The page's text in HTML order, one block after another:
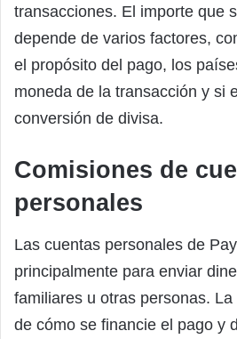
transacciones. El importe que
depende de varios factores,
el propósito del pago, los
moneda de la transacción y si
conversión de divisa.
Comisiones de
personales
Las cuentas personales de
principalmente para enviar
familiares u otras personas.
de cómo se financie el pago y